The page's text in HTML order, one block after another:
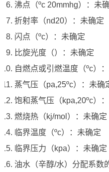
沸点（ºc 20mmhg）：未
折射率（nd20）：未确定
闪点（ºc）：未确定
比旋光度（）：未确定
自燃点或引燃温度（ºc）
蒸气压（pa,25ºc）：未确
饱和蒸气压（kpa,20ºc）
燃烧热（kj/mol）：未确定
临界温度（ºc）：未确定
临界压力（kpa）：未确定
油水（辛醇/水）分配系数